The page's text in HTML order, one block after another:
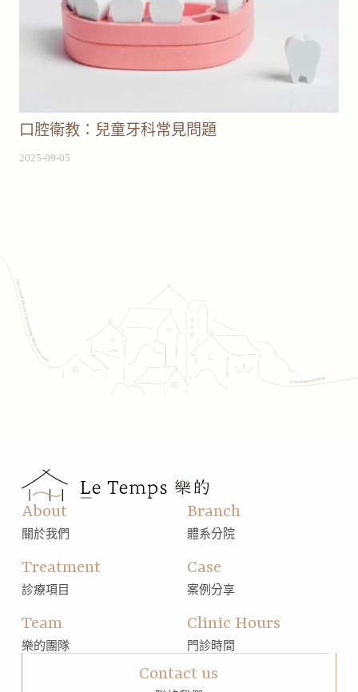
口腔衛教：兒童牙科常見問題
2025-09-05
About
關於我們
Branch
體系分院
Treatment
診療項目
Case
案例分享
Team
樂的團隊
Clinic Hours
門診時間
Contact us